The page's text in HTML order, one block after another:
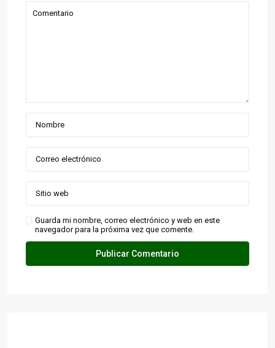
Guarda mi nombre, correo electrónico y web en este
navegador para la próxima vez que comente.